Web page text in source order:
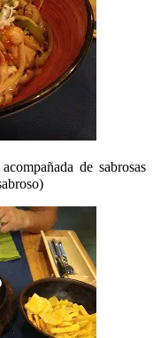
de sabrosas